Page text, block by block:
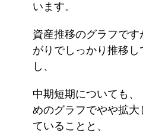
います。
資産推移のグラフで
がりでしっかり推移し
し、
中期短期についても
めのグラフでやや拡大
ていることと、